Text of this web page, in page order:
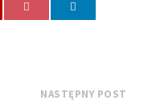
NASTĘPNY POST